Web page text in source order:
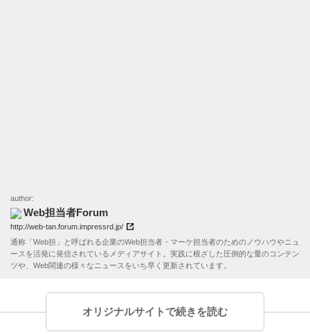
author:
Web担当者Forum
http://web-tan.forum.impressrd.jp/
通称「Web担」と呼ばれる企業のWeb担当者・マーケ担当者のためのノウハウやニュ
ースを活発に発信されているメディアサイト。実践に根ざした圧倒的な量のコンテン
ツや、Web関連の様々なニュースをいち早く更新されています。
オリジナルサイトで続きを読む